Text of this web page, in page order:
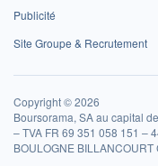
Publicité
Site Groupe & Recrutement
Copyright © 2026
Boursorama, SA au capital
– TVA FR 69 351 058 151 –
BOULOGNE BILLANCOURT